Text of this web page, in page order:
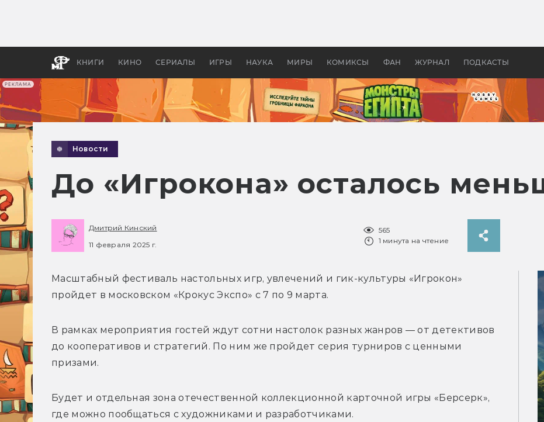
РЕКЛАМА
КНИГИ КИНО СЕРИАЛЫ ИГРЫ НАУКА МИРЫ КОМИКСЫ ФАН ЖУРНАЛ ПОДКАСТЫ
бы «Властелина колец»
Древней Грецией
Новости
До «Игрокона» осталось
Дмитрий Кинский
11 февраля 2025 г.
565
1 минута на чтение
Масштабный фестиваль настольных игр, увлечений и гик-культуры «Игрокон»
пройдет в московском «Крокус Экспо» с 7 по 9 марта.
В рамках мероприятия гостей ждут сотни настолок разных жанров — от детективов
до кооперативов и стратегий. По ним же пройдет серия турниров с ценными
призами.
Будет и отдельная зона отечественной коллекционной карточной игры «Берсерк»,
где можно пообщаться с художниками и разработчиками.